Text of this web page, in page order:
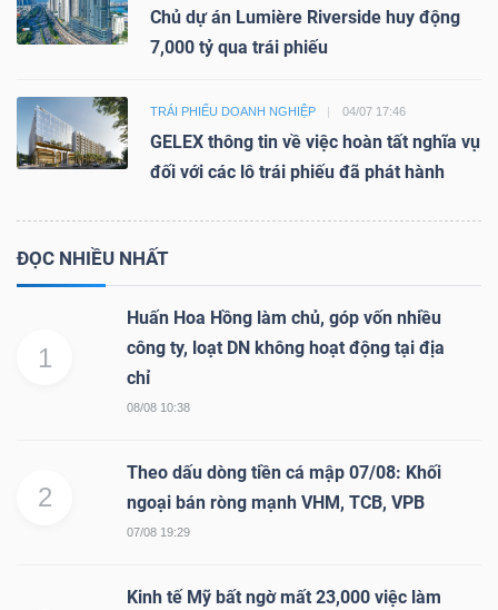
Chủ dự án Lumière Riverside huy động
7,000 tỷ qua trái phiếu
TRÁI PHIẾU DOANH NGHIỆP 04/07 17:46
GELEX thông tin về việc hoàn tất nghĩa vụ
đối với các lô trái phiếu đã phát hành
ĐỌC NHIỀU NHẤT
1
Huấn Hoa Hồng làm chủ, góp vốn nhiều
công ty, loạt DN không hoạt động tại địa
chỉ
08/08 10:38
2
Theo dấu dòng tiền cá mập 07/08: Khối
ngoại bán ròng mạnh VHM, TCB, VPB
07/08 19:29
Kinh tế Mỹ bất ngờ mất 23,000 việc làm
thông
tài
tài